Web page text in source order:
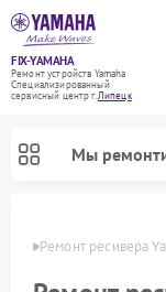
FIX-YAMAHA
Ремонт устройств Yamaha
Специализированный
cервисный центр г.Липецк
Мы
Ремонт ресивера